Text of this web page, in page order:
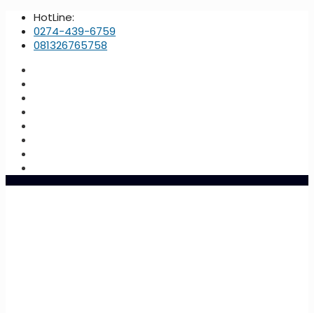
HotLine:
0274-439-6759
081326765758